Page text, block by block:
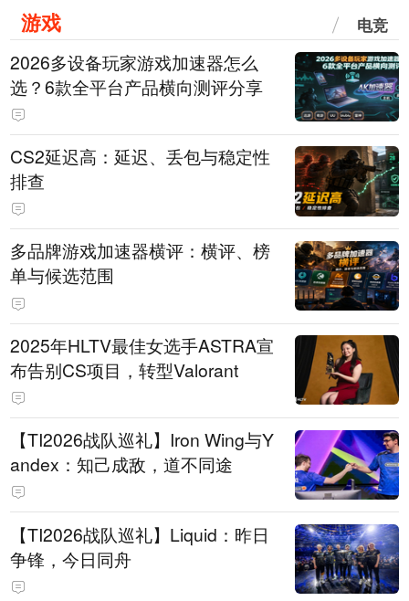
游戏 电竞
2026多设备玩家游戏加速器怎么
选？6款全平台产品横向测评分享
CS2延迟高：延迟、丢包与稳定性
排查
多品牌游戏加速器横评：横评、榜
单与候选范围
2025年HLTV最佳女选手ASTRA宣
布告别CS项目，转型Valorant
【TI2026战队巡礼】Iron Wing与Y
andex：知己成敌，道不同途
【TI2026战队巡礼】Liquid：昨日
争锋，今日同舟